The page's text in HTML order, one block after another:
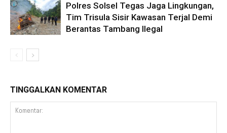
Polres Solsel Tegas Jaga Lingkungan,
Tim Trisula Sisir Kawasan Terjal Demi
Berantas Tambang Ilegal
TINGGALKAN KOMENTAR